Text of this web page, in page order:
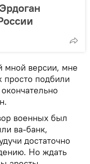
мной версии, мне
просто подбили
военных был
ва-банк,
достаточно
Но ждать